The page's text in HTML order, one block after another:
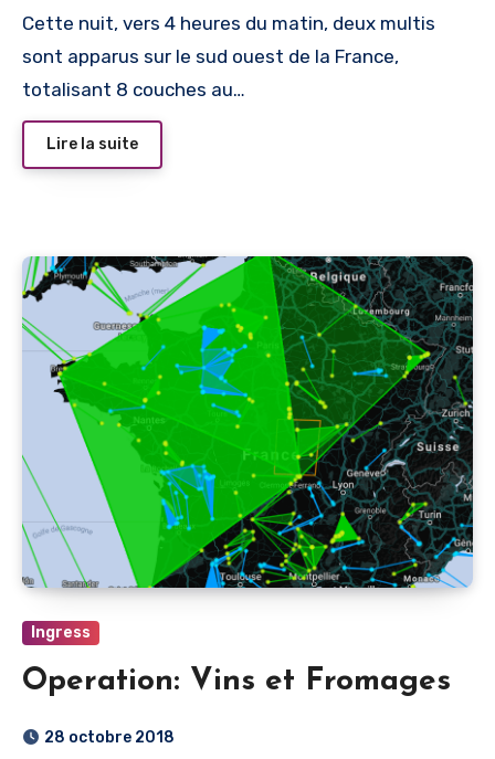
Cette nuit, vers 4 heures du matin, deux multis
sont apparus sur le sud ouest de la France,
totalisant 8 couches au…
Lire la suite
Ingress
Operation: Vins et Fromages
28 octobre 2018